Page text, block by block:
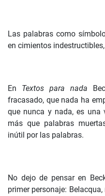
Las palabras como
en cimientos
En Textos para nada
fracasado, que nada ha
que nunca y nada, es una
más que palabras
inútil por las palabras.
No dejo de pensar en
primer personaje: